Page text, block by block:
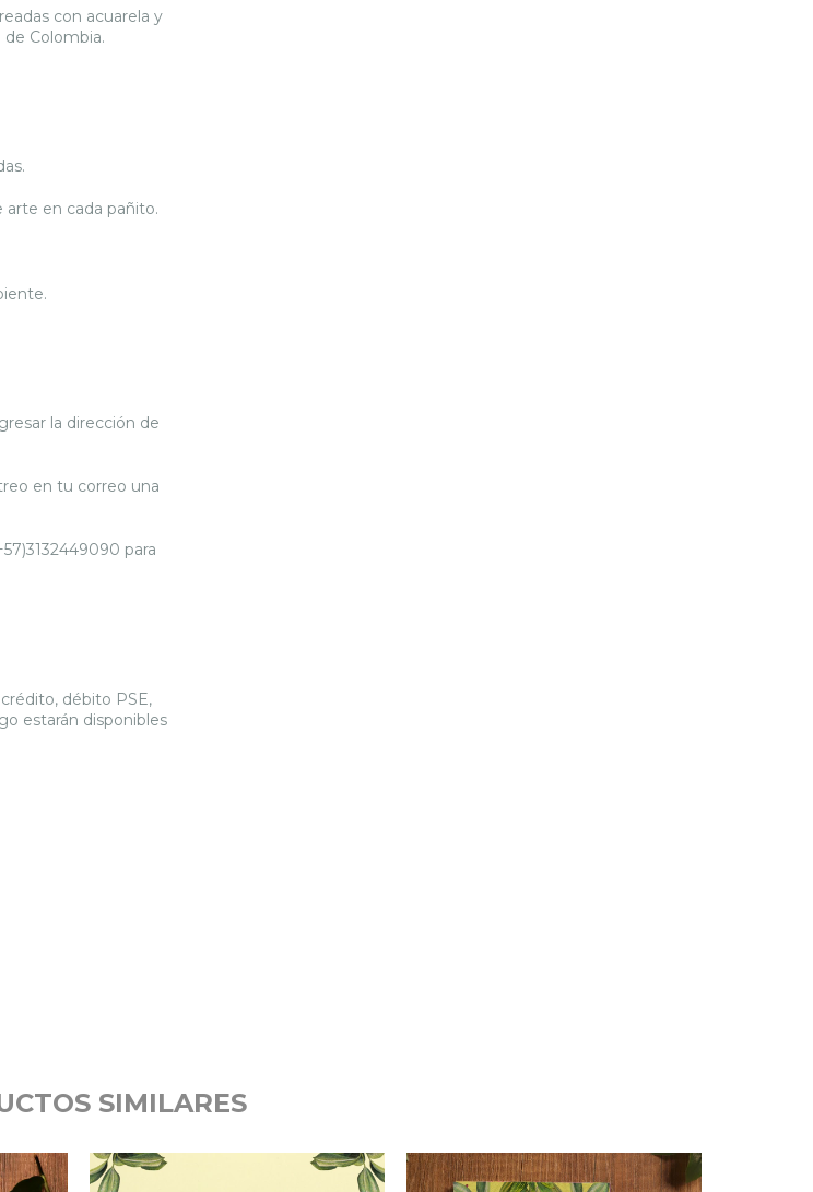
con acuarela y
de Colombia.
arte en cada pañito.
la dirección de
en tu correo una
para
débito PSE,
estarán disponibles
SIMILARES